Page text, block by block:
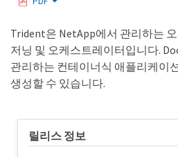
Trident은 NetApp에서 관리하는
저닝 및 오케스트레이터입니다.
관리하는 컨테이너식 애플리케이
생성할 수 있습니다.
릴리스 정보